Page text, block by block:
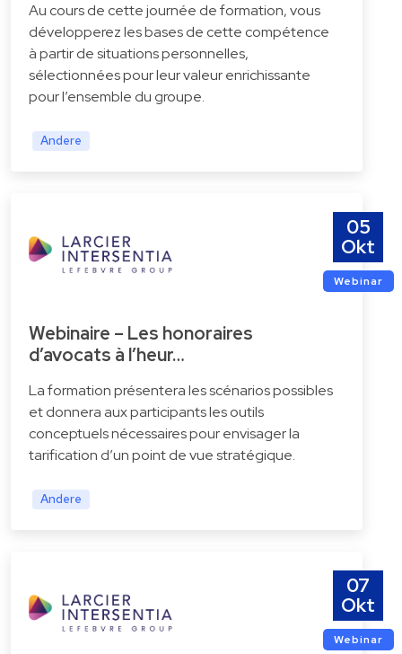
Au cours de cette journée de formation, vous
développerez les bases de cette compétence
à partir de situations personnelles,
sélectionnées pour leur valeur enrichissante
pour l’ensemble du groupe.
Andere
05
Okt
Webinar
Webinaire – Les honoraires
d’avocats à l’heur…
La formation présentera les scénarios possibles
et donnera aux participants les outils
conceptuels nécessaires pour envisager la
tarification d’un point de vue stratégique.
Andere
07
Okt
Webinar